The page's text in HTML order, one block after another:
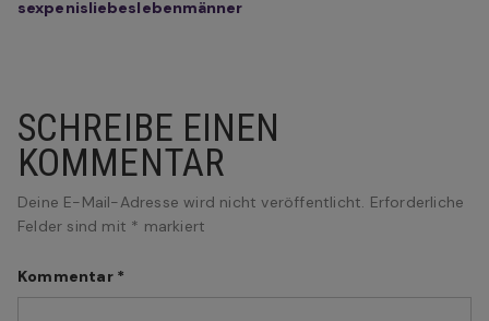
sexpenisliebeslebenmänner
SCHREIBE EINEN
KOMMENTAR
Deine E-Mail-Adresse wird nicht veröffentlicht. Erforderliche
Felder sind mit * markiert
Kommentar *